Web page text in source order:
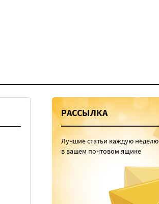
РАССЫЛКА
Лучшие статьи каждую неделю
в вашем почтовом ящике